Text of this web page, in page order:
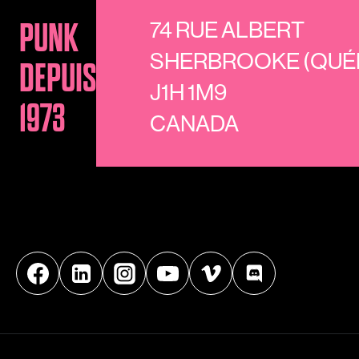
PUNK
DEPUIS
1973
74 RUE ALBERT
SHERBROOKE
J1H 1M9
CANADA